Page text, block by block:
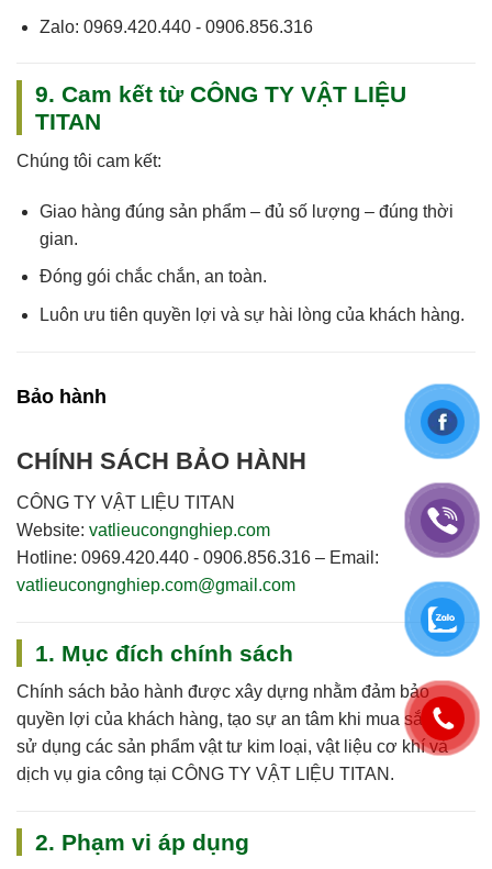
Zalo: 0969.420.440 - 0906.856.316
9. Cam kết từ CÔNG TY VẬT LIỆU
TITAN
Chúng tôi cam kết:
Giao hàng đúng sản phẩm – đủ số lượng – đúng thời
gian.
Đóng gói chắc chắn, an toàn.
Luôn ưu tiên quyền lợi và sự hài lòng của khách hàng.
Bảo hành
CHÍNH SÁCH BẢO HÀNH
CÔNG TY VẬT LIỆU TITAN
Website: vatlieucongnghiep.com
Hotline: 0969.420.440 - 0906.856.316 – Email:
vatlieucongnghiep.com@gmail.com
1. Mục đích chính sách
Chính sách bảo hành được xây dựng nhằm đảm bảo
quyền lợi của khách hàng, tạo sự an tâm khi mua sắm và
sử dụng các sản phẩm vật tư kim loại, vật liệu cơ khí và
dịch vụ gia công tại CÔNG TY VẬT LIỆU TITAN .
2. Phạm vi áp dụng